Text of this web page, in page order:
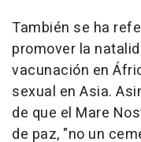
También se ha
promover la
vacunación en
sexual en Asia.
de que el Mare
de paz, "no un